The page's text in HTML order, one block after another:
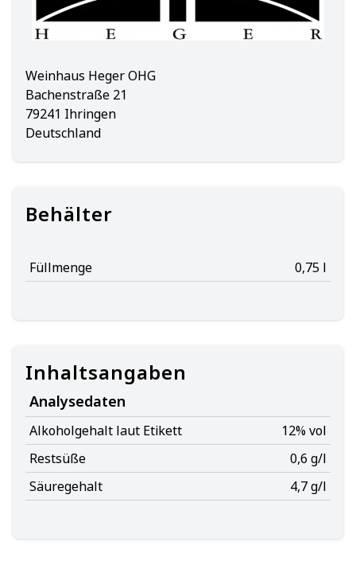
Weinhaus Heger OHG
Bachenstraße 21
79241 Ihringen
Deutschland
Behälter
Füllmenge 0,75 l
Inhaltsangaben
Analysedaten
Alkoholgehalt laut Etikett
12% vol
Restsüße
0,6 g/l
Säuregehalt
4,7 g/l